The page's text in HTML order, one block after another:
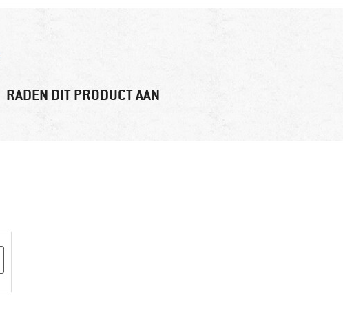
RADEN DIT PRODUCT AAN